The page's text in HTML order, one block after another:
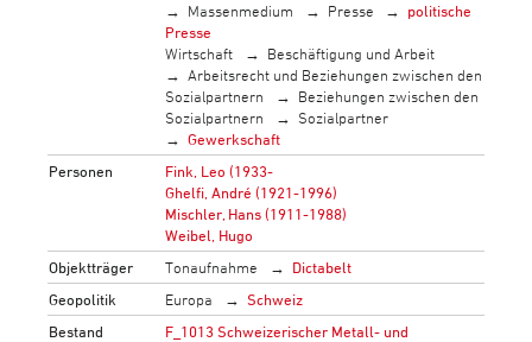
Massenmedium
Presse
politische
Presse
Wirtschaft
Beschäftigung und Arbeit
Arbeitsrecht und Beziehungen zwischen den
Sozialpartnern
Beziehungen zwischen den
Sozialpartnern
Sozialpartner
Gewerkschaft
Personen
Fink, Leo (1933-
Ghelfi, André (1921-1996)
Mischler, Hans (1911-1988)
Weibel, Hugo
Objektträger
Tonaufnahme
Dictabelt
Geopolitik
Europa
Schweiz
Bestand
F_1013 Schweizerischer Metall- und